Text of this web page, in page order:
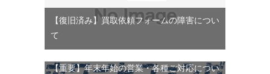
【復旧済み】買取依頼フォームの障害につい
て
【重要】年末年始の営業・各種ご対応につい